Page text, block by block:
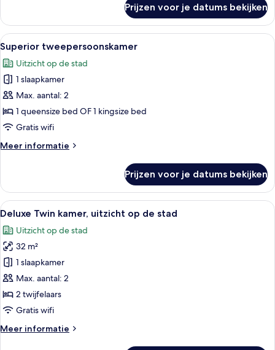
Prijzen voor je datums bekijken
Alle
foto's
voor
Superior
tweepersoonskamer
laden
Superior tweepersoonskamer |
9
Superior tweepersoonskamer
Uitzicht op de stad
1 slaapkamer
Max. aantal: 2
1 queensize bed OF 1 kingsize bed
Gratis wifi
Meer informatie
Meer
tweepersoonskamer
Prijzen voor je datums bekijken
Alle
foto's
voor
Deluxe
Twin
kamer,
uitzicht
op
stad
Een hotelkamer met twee bedden,
7
Deluxe Twin kamer, uitzicht op de stad
Uitzicht op de stad
32 m²
1 slaapkamer
Max. aantal: 2
2 twijfelaars
Gratis wifi
Meer informatie
Meer